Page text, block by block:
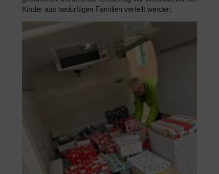
Kinder aus bedürftigen Familien verteilt werden.